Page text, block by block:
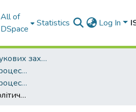
All of
DSpace
Statistics Log In
Матеріали наукових заходів
Сучасні політичні процеси: глобальний та національний виміри
Сучасні політичні процеси: глобальний та національний виміри=Modern political processes: global and national dimensions
Демократизація політичного процесу в Україні: від деолігархізації до консолідації суспільства